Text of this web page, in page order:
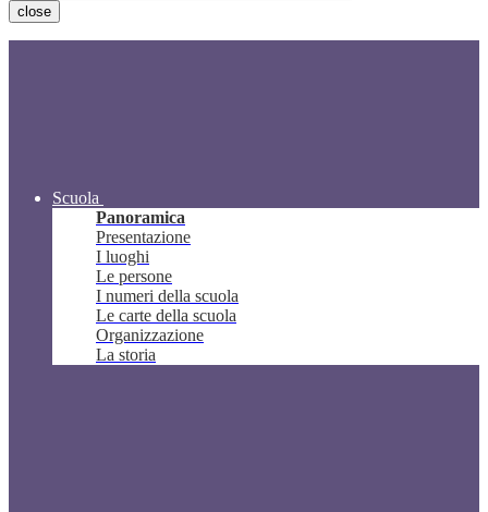
close
Scuola
Panoramica
Presentazione
I luoghi
Le persone
I numeri della scuola
Le carte della scuola
Organizzazione
La storia